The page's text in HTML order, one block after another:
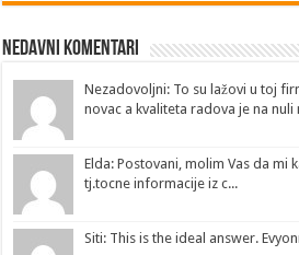
Nedavni Komentari
Nezadovoljni: To su lažovi u toj
novac a kvaliteta radova je na nuli
Elda: Postovani, molim Vas da mi
tj.tocne informacije iz c...
Siti: This is the ideal answer.